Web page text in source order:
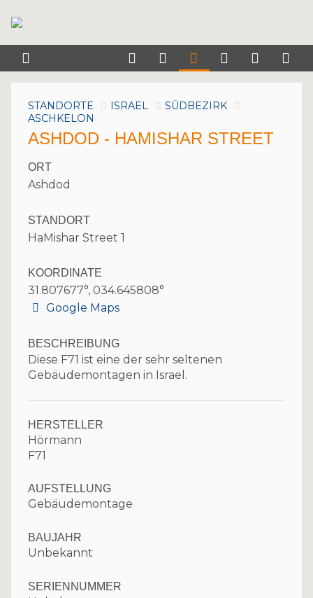
STANDORTE ISRAEL
SÜDBEZIRK
ASCHKELON
ASHDOD - HAMISHAR STREET
ORT
Ashdod
STANDORT
HaMishar Street 1
KOORDINATE
31.807677°, 034.645808°
Google Maps
BESCHREIBUNG
Diese F71 ist eine der sehr seltenen
Gebäudemontagen in Israel.
HERSTELLER
Hörmann
F71
AUFSTELLUNG
Gebäudemontage
BAUJAHR
Unbekannt
SERIENNUMMER